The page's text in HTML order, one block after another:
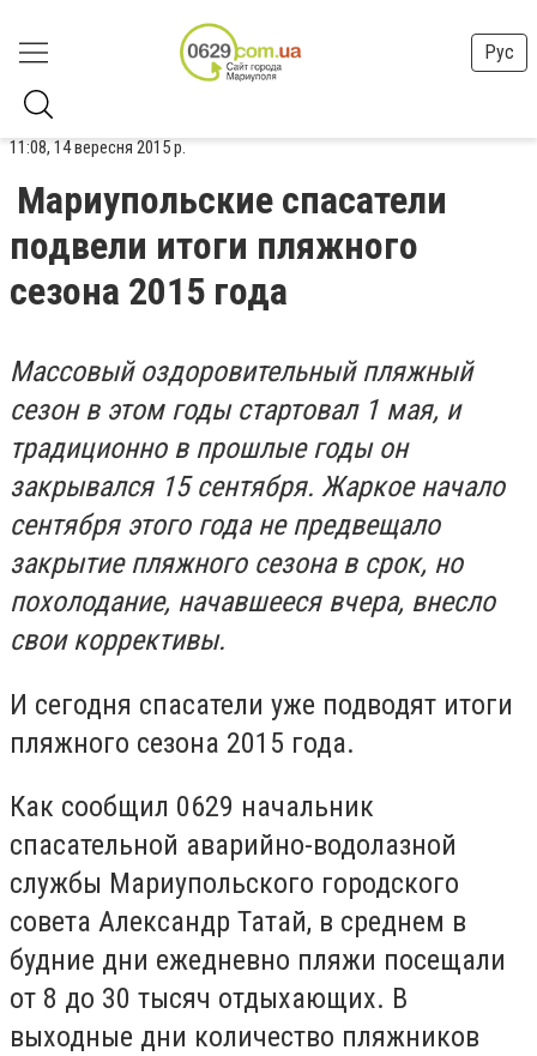
Рус
11:08, 14 вересня 2015 р.
Мариупольские спасатели
подвели итоги пляжного
сезона 2015 года
Массовый оздоровительный пляжный
сезон в этом годы стартовал 1 мая, и
традиционно в прошлые годы он
закрывался 15 сентября. Жаркое начало
сентября этого года не предвещало
закрытие пляжного сезона в срок, но
похолодание, начавшееся вчера, внесло
свои коррективы.
И сегодня спасатели уже подводят итоги
пляжного сезона 2015 года.
Как сообщил 0629 начальник
спасательной аварийно-водолазной
службы Мариупольского городского
совета Александр Татай, в среднем в
будние дни ежедневно пляжи посещали
от 8 до 30 тысяч отдыхающих. В
выходные дни количество пляжников